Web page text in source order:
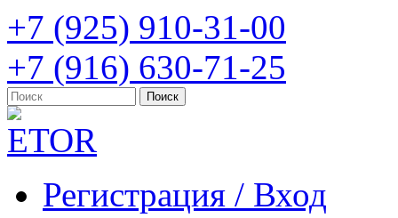
+7 (925) 910-31-00
+7 (916) 630-71-25
Регистрация / Вход